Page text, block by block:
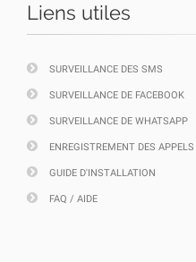
Liens utiles
SURVEILLANCE DES SMS
SURVEILLANCE DE FACEBOOK
SURVEILLANCE DE WHATSAPP
ENREGISTREMENT DES APPELS
GUIDE D'INSTALLATION
FAQ / AIDE